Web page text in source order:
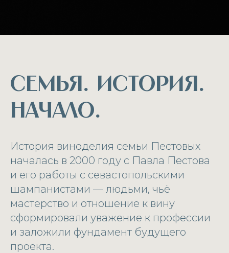
СЕМЬЯ. ИСТОРИЯ.
НАЧАЛО.
История виноделия семьи Пестовых
началась в 2000 году с Павла Пестова
и его работы с севастопольскими
шампанистами — людьми, чьё
мастерство и отношение к вину
сформировали уважение к профессии
и заложили фундамент будущего
проекта.